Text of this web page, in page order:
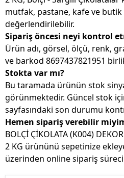
mutfak, pastane, kafe ve
değerlendirilebilir.
Sipariş öncesi neyi kontrol
Ürün adı, görsel, ölçü, renk,
ve barkod 8697437821951
Stokta var mı?
Bu taramada ürünün stok
görünmektedir. Güncel stok
sayfasındaki son durumu
Hemen sipariş verebilir
BOLÇİ ÇİKOLATA (K004)
2 KG ürününü sepetinize
üzerinden online sipariş